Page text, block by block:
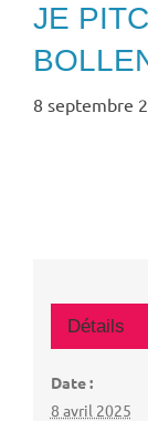
JE
8 septembre
Détails
Date :
8 avril 2025